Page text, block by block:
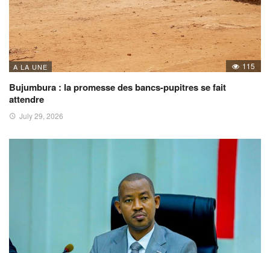
A LA UNE 115
Bujumbura : la promesse des bancs-pupitres se fait
attendre
July 29, 2026